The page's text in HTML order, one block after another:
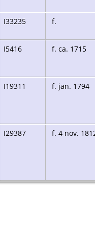
I33235 f.
I5416 f. ca. 1715
I19311 f. jan. 1794
I29387 f. 4 nov.